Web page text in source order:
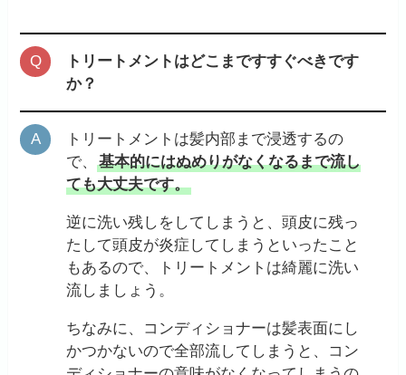
トリートメントはどこまですすぐべきです
か？
トリートメントは髪内部まで浸透するの
で、基本的にはぬめりがなくなるまで流し
ても大丈夫です。
逆に洗い残しをしてしまうと、頭皮に残っ
たして頭皮が炎症してしまうといったこと
もあるので、トリートメントは綺麗に洗い
流しましょう。
ちなみに、コンディショナーは髪表面にし
かつかないので全部流してしまうと、コン